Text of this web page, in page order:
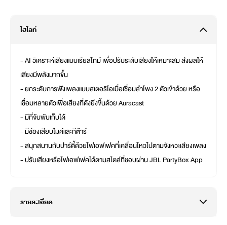
ไฮไลท์
- AI วิเคราะห์เสียงแบบเรียลไทม์ เพื่อปรับระดับเสียงให้เหมาะสม ส่งผลให้
เสียงมีพลังมากขึ้น
- ยกระดับการฟังเพลงแบบสเตอริโอเมื่อเชื่อมลำโพง 2 ตัวเข้าด้วย หรือ
เชื่อมหลายตัวเพื่อเสียงที่ดังยิ่งขึ้นด้วย Auracast
- มีที่จับพับเก็บได้
- มีช่องเสียบไมค์และกีต้าร์
- สนุกสนานกับปาร์ตี้ด้วยไฟเอฟเฟคที่เคลื่อนไหวไปตามจังหวะเสียงเพลง
- ปรับเสียงหรือไฟเอฟเฟคได้ตามสไตล์ที่ชอบผ่าน JBL PartyBox App
รายละเอียด